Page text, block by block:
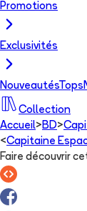
Promotions
Exclusivités
NouveautésTops
Collection
Accueil> BD>
<Capitaine
Faire découvrir